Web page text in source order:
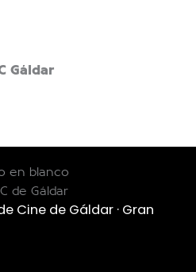
Gáldar
Cine de Gáldar · Gran